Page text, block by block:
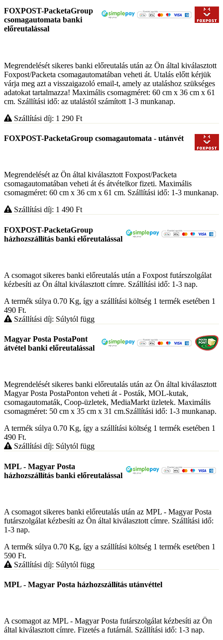
FOXPOST-PacketaGroup
csomagautomata banki
előreutalással
Megrendelését sikeres banki előreutalás után az Ön által kiválasztott
Foxpost/Packeta csomagautomatában veheti át. Utalás előtt kérjük
várja meg azt a visszaigazoló email-t, amely az utaláshoz szükséges
adatokat tartalmazza! Maximális csomagméret: 60 cm x 36 cm x 61
cm. Szállítási idő: az utalástól számított 1-3 munkanap.
Szállítási díj: 1 290 Ft
FOXPOST-PacketaGroup csomagautomata - utánvét
Megrendelését az Ön által kiválasztott Foxpost/Packeta
csomagautomatában veheti át és átvételkor fizeti. Maximális
csomagméret: 60 cm x 36 cm x 61 cm. Szállítási idő: 1-3 munkanap.
Szállítási díj: 1 490 Ft
FOXPOST-PacketaGroup
házhozszállítás banki előreutalással
A csomagot sikeres banki előreutalás után a Foxpost futárszolgálat
kézbesíti az Ön által kiválasztott címre. Szállítási idő: 1-3 nap.
A termék súlya 0.70 Kg, így a szállítási költség 1 termék esetében 1
490 Ft.
Szállítási díj: Súlytól függ
Magyar Posta PostaPont
átvétel banki előreutalással
Megrendelését sikeres banki előreutalás után az Ön által kiválasztott
Magyar Posta PostaPonton veheti át - Posták, MOL-kutak,
csomagautomaták, Coop-üzletek, MediaMarkt üzletek. Maximális
csomagméret: 50 cm x 35 cm x 31 cm.Szállítási idő: 1-3 munkanap.
A termék súlya 0.70 Kg, így a szállítási költség 1 termék esetében 1
490 Ft.
Szállítási díj: Súlytól függ
MPL - Magyar Posta
házhozszállítás banki előreutalással
A csomagot sikeres banki előreutalás után az MPL - Magyar Posta
futárszolgálat kézbesíti az Ön által kiválasztott címre. Szállítási idő:
1-3 nap.
A termék súlya 0.70 Kg, így a szállítási költség 1 termék esetében 1
590 Ft.
Szállítási díj: Súlytól függ
MPL - Magyar Posta házhozszállítás utánvéttel
A csomagot az MPL - Magyar Posta futárszolgálat kézbesíti az Ön
által kiválasztott címre. Fizetés a futárnál. Szállítási idő: 1-3 nap.